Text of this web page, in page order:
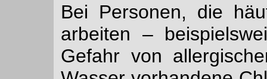
Bei Personen, die
arbeiten –
Gefahr von